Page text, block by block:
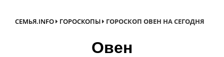
СЕМЬЯ.INFO ГОРОСКОПЫ ГОРОСКОП ОВЕН НА СЕГОДНЯ
Овен